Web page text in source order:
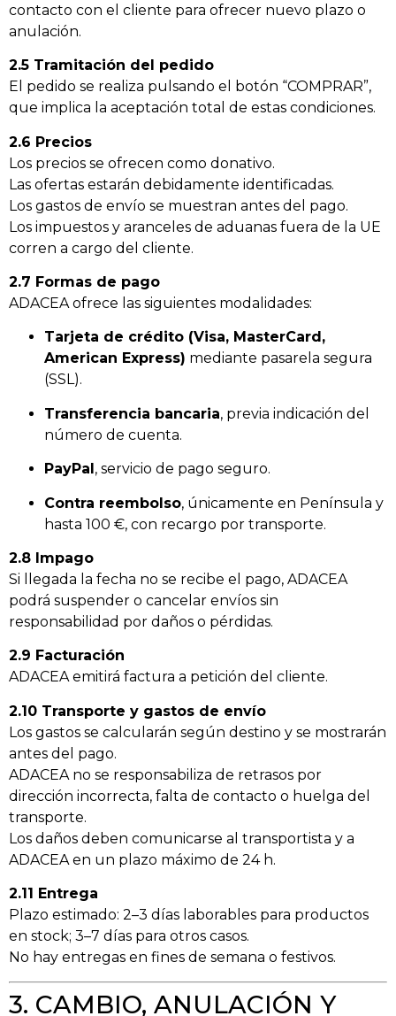
contacto con el cliente para ofrecer nuevo plazo o
anulación.
2.5 Tramitación del pedido
El pedido se realiza pulsando el botón “COMPRAR”,
que implica la aceptación total de estas condiciones.
2.6 Precios
Los precios se ofrecen como donativo.
Las ofertas estarán debidamente identificadas.
Los gastos de envío se muestran antes del pago.
Los impuestos y aranceles de aduanas fuera de la UE
corren a cargo del cliente.
2.7 Formas de pago
ADACEA ofrece las siguientes modalidades:
Tarjeta de crédito (Visa, MasterCard,
American Express) mediante pasarela segura
(SSL).
Transferencia bancaria, previa indicación del
número de cuenta.
PayPal , servicio de pago seguro.
Contra reembolso, únicamente en Península y
hasta 100 €, con recargo por transporte.
2.8 Impago
Si llegada la fecha no se recibe el pago, ADACEA
podrá suspender o cancelar envíos sin
responsabilidad por daños o pérdidas.
2.9 Facturación
ADACEA emitirá factura a petición del cliente.
2.10 Transporte y gastos de envío
Los gastos se calcularán según destino y se mostrarán
antes del pago.
ADACEA no se responsabiliza de retrasos por
dirección incorrecta, falta de contacto o huelga del
transporte.
Los daños deben comunicarse al transportista y a
ADACEA en un plazo máximo de 24 h.
2.11 Entrega
Plazo estimado: 2–3 días laborables para productos
en stock; 3–7 días para otros casos.
No hay entregas en fines de semana o festivos.
3. CAMBIO, ANULACIÓN Y